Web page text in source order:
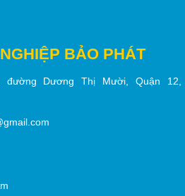
BẢO PHÁT
đường Dương Thị Mười,Quận 12